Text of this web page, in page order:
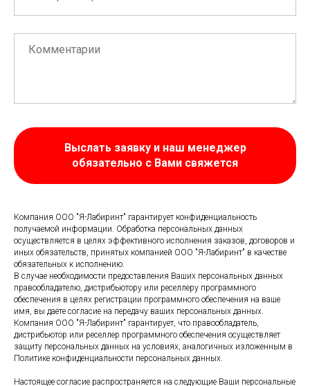
Выслать заявку и наш менеджер
обязательно с Вами свяжется
Компания ООО "Я-Лабиринт" гарантирует конфиденциальность
получаемой информации. Обработка персональных данных
осуществляется в целях эффективного исполнения заказов, договоров и
иных обязательств, принятых компанией ООО "Я-Лабиринт" в качестве
обязательных к исполнению.
В случае необходимости предоставления Ваших персональных данных
правообладателю, дистрибьютору или реселлеру программного
обеспечения в целях регистрации программного обеспечения на ваше
имя, вы даёте согласие на передачу ваших персональных данных.
Компания ООО "Я-Лабиринт" гарантирует, что правообладатель,
дистрибьютор или реселлер программного обеспечения осуществляет
защиту персональных данных на условиях, аналогичных изложенным в
Политике конфиденциальности персональных данных.
Настоящее согласие распространяется на следующие Ваши персональные